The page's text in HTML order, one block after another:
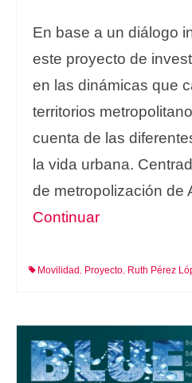
En base a un diálogo
este proyecto de
en las dinámicas que
territorios
cuenta de las
la vida urbana.
de metropolización de
Continuar
Movilidad Proyecto Ruth Pérez